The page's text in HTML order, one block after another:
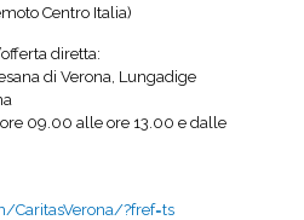
Centro Italia)
diretta:
di Verona, Lungadige
09.00 alle ore 13.00 e dalle
CaritasVerona/?fref=ts